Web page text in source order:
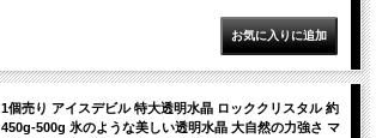
1個売り アイスデビル 特大透明水晶 ロッククリスタル 約
450g-500g 氷のような美しい透明水晶 大自然の力強さ マ